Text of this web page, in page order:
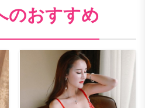
のおすすめ